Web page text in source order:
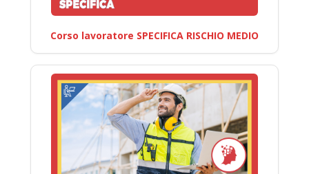
Corso lavoratore SPECIFICA RISCHIO MEDIO